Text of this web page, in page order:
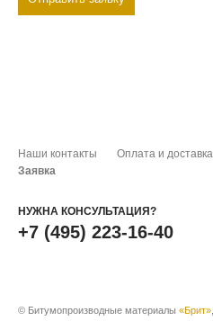
Наши контакты Оплата и доставка
Заявка
НУЖНА КОНСУЛЬТАЦИЯ?
+7 (495) 223-16-40
© Битумопроизводные материалы «Брит»